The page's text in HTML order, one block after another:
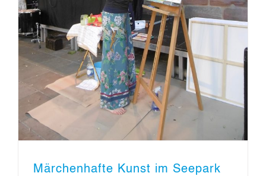
Märchenhafte Kunst im Seepark